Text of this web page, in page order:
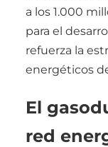
a los 1.000
para el
refuerza la
energéticos
El
red